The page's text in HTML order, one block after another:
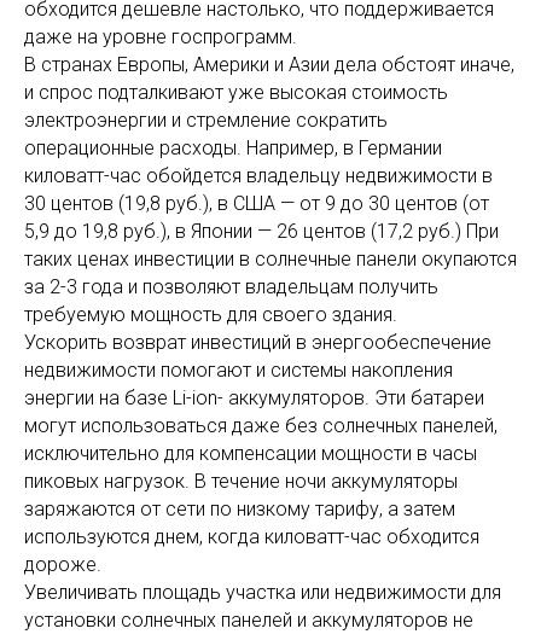
обходится дешевле настолько, что поддерживается
даже на уровне госпрограмм.
В странах Европы, Америки и Азии дела обстоят иначе,
и спрос подталкивают уже высокая стоимость
электроэнергии и стремление сократить
операционные расходы. Например, в Германии
киловатт-час обойдется владельцу недвижимости в
30 центов (19,8 руб.), в США — от 9 до 30 центов (от
5,9 до 19,8 руб.), в Японии — 26 центов (17,2 руб.) При
таких ценах инвестиции в солнечные панели окупаются
за 2-3 года и позволяют владельцам получить
требуемую мощность для своего здания.
Ускорить возврат инвестиций в энергообеспечение
недвижимости помогают и системы накопления
энергии на базе Li-ion- аккумуляторов. Эти батареи
могут использоваться даже без солнечных панелей,
исключительно для компенсации мощности в часы
пиковых нагрузок. В течение ночи аккумуляторы
заряжаются от сети по низкому тарифу, а затем
используются днем, когда киловатт-час обходится
дороже.
Увеличивать площадь участка или недвижимости для
установки солнечных панелей и аккумуляторов не